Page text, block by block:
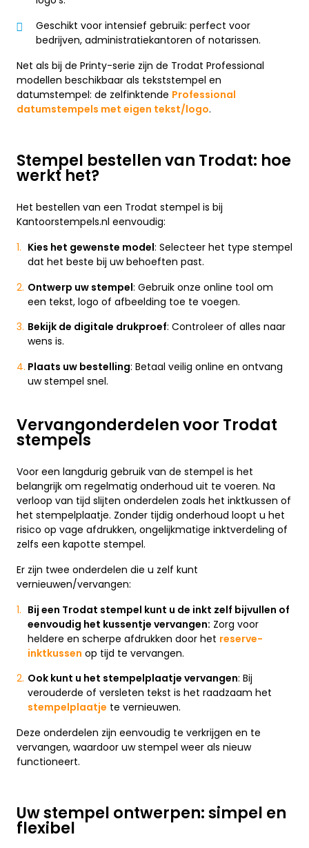
Geschikt voor intensief gebruik: perfect voor
bedrijven, administratiekantoren of notarissen.
Net als bij de Printy-serie zijn de Trodat Professional
modellen beschikbaar als tekststempel en
datumstempel: de zelfinktende Professional
datumstempels met eigen tekst/logo.
Stempel bestellen van Trodat: hoe
werkt het?
Het bestellen van een Trodat stempel is bij
Kantoorstempels.nl eenvoudig:
Kies het gewenste model: Selecteer het type stempel
dat het beste bij uw behoeften past.
Ontwerp uw stempel: Gebruik onze online tool om
een tekst, logo of afbeelding toe te voegen.
Bekijk de digitale drukproef: Controleer of alles naar
wens is.
Plaats uw bestelling: Betaal veilig online en ontvang
uw stempel snel.
Vervangonderdelen voor Trodat
stempels
Voor een langdurig gebruik van de stempel is het
belangrijk om regelmatig onderhoud uit te voeren. Na
verloop van tijd slijten onderdelen zoals het inktkussen of
het stempelplaatje. Zonder tijdig onderhoud loopt u het
risico op vage afdrukken, ongelijkmatige inktverdeling of
zelfs een kapotte stempel.
Er zijn twee onderdelen die u zelf kunt
vernieuwen/vervangen:
Bij een Trodat stempel kunt u de inkt zelf bijvullen of
eenvoudig het kussentje vervangen: Zorg voor
heldere en scherpe afdrukken door het reserve-
inktkussen op tijd te vervangen.
Ook kunt u het stempelplaatje vervangen: Bij
verouderde of versleten tekst is het raadzaam het
stempelplaatje te vernieuwen.
Deze onderdelen zijn eenvoudig te verkrijgen en te
vervangen, waardoor uw stempel weer als nieuw
functioneert.
Uw stempel ontwerpen: simpel en
flexibel